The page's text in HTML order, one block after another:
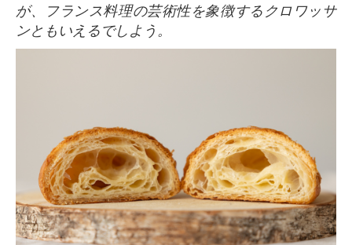
が、フランス料理の芸術性を象徴するクロワッサ
ンともいえるでしよう。